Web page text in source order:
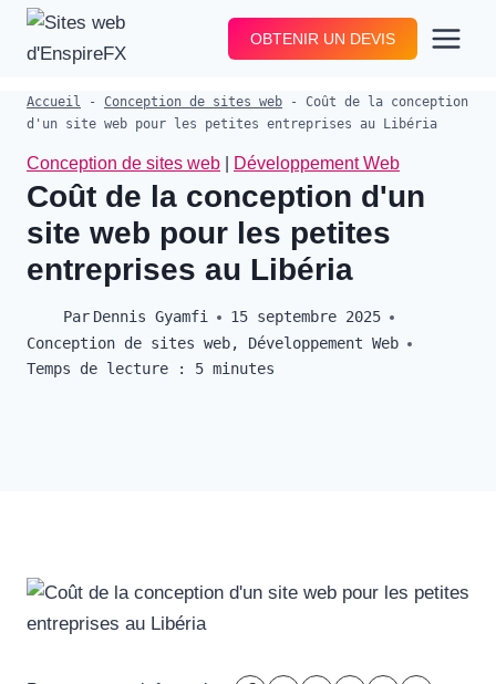
Aller
OBTENIR UN DEVIS
Accueil - Conception de sites web - Coût de la conception
d'un site web pour les petites entreprises au Libéria
Conception de sites web Développement Web
Coût de la conception d'un
site web pour les petites
entreprises au Libéria
Par Dennis Gyamfi
15 septembre 2025
Conception de sites web, Développement Web
Temps de lecture :
5 minutes